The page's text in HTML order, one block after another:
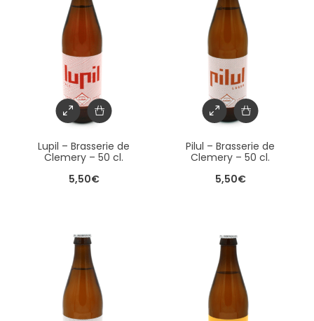
Lupil – Brasserie de
Clemery – 50 cl.
5,50€
Pilul – Brasserie de
Clemery – 50 cl.
5,50€